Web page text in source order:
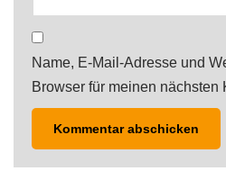
Name, E-Mail-Adresse und
Browser für meinen nächsten